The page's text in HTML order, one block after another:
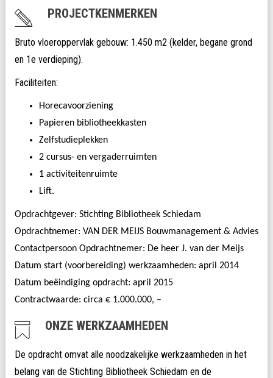
PROJECTKENMERKEN
Bruto vloeroppervlak gebouw: 1.450 m2 (kelder, begane grond
en 1e verdieping).
Faciliteiten:
Horecavoorziening
Papieren bibliotheekkasten
Zelfstudieplekken
2 cursus- en vergaderruimten
1 activiteitenruimte
Lift.
Opdrachtgever: Stichting Bibliotheek Schiedam
Opdrachtnemer: VAN DER MEIJS Bouwmanagement & Advies
Contactpersoon Opdrachtnemer: De heer J. van der Meijs
Datum start (voorbereiding) werkzaamheden: april 2014
Datum beëindiging opdracht: april 2015
Contractwaarde: circa € 1.000.000, –
ONZE WERKZAAMHEDEN
De opdracht omvat alle noodzakelijke werkzaamheden in het
belang van de Stichting Bibliotheek Schiedam en de